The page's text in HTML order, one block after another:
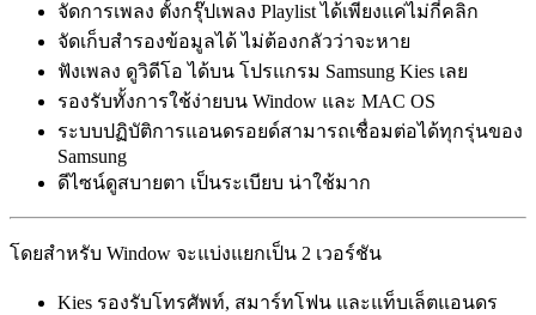
จัดการเพลง ตั้งกรุ๊ปเพลง Playlist ได้เพียงแค่ไม่กี่คลิก
จัดเก็บสำรองข้อมูลได้ ไม่ต้องกลัวว่าจะหาย
ฟังเพลง ดูวิดีโอ ได้บน โปรแกรม Samsung Kies เลย
รองรับทั้งการใช้ง่ายบน Window และ MAC OS
ระบบปฏิบัติการแอนดรอยด์สามารถเชื่อมต่อได้ทุกรุ่นของ
Samsung
ดีไซน์ดูสบายตา เป็นระเบียบ น่าใช้มาก
โดยสำหรับ Window จะแบ่งแยกเป็น 2 เวอร์ชัน
Kies รองรับโทรศัพท์, สมาร์ทโฟน และแท็บเล็ตแอนดร